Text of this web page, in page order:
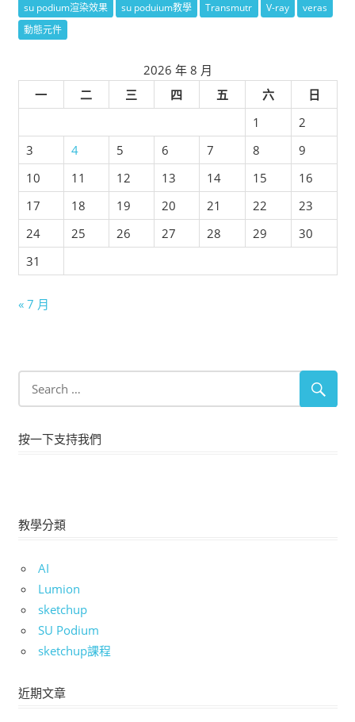
su podium渲染效果
su poduium教學 Transmutr V-ray
veras
動態元件
2026 年 8 月
一
二 三 四 五 六
日
1
2
3
4 5 6 7 8
9
10
11 12 13 14 15
16
17
18 19 20 21 22
23
24
25 26 27 28 29
30
31
« 7 月
按一下支持我們
教學分類
AI
Lumion
sketchup
SU Podium
sketchup課程
近期文章